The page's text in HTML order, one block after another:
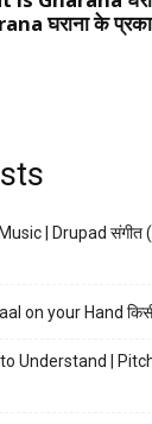
| Drupad संगीत
on your Hand किसी
Understand |